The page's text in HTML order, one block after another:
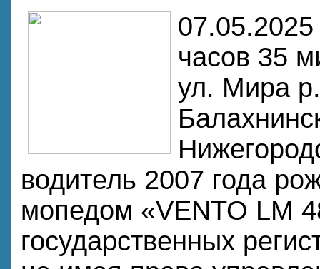
07.05.2025
часов 35
ул. Мира
водитель 2007 года
мопедом «VENTO LM
государственных